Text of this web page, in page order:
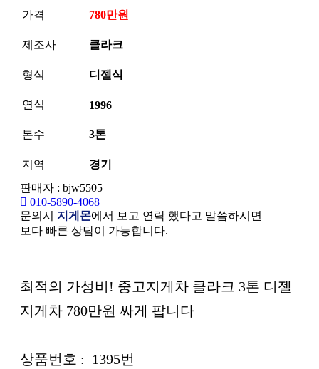
가격 780만원
제조사 클라크
형식 디젤식
연식 1996
톤수 3톤
지역
경기
판매자 : bjw5505
010-5890-4068
문의시 지게몬에서 보고 연락 했다고 말씀하시면
보다 빠른 상담이 가능합니다.
본문
최적의 가성비! 중고지게차 클라크 3톤 디젤
지게차 780만원 싸게 팝니다
상품번호 : 1395번